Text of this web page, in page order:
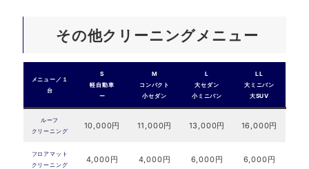
その他クリーニングメニュー
メニュー／１
台
S
軽自動車
ー
M
コンパクト
小セダン
L
大セダン
小ミニバン
LL
大ミニバン
大SUV
ルーフ
クリーニング
10,000円 11,000円 13,000円 16,000円
フロアマット
クリーニング
4,000円 4,000円 6,000円 6,000円